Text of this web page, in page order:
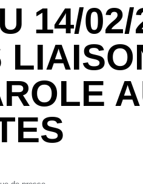
14/02/